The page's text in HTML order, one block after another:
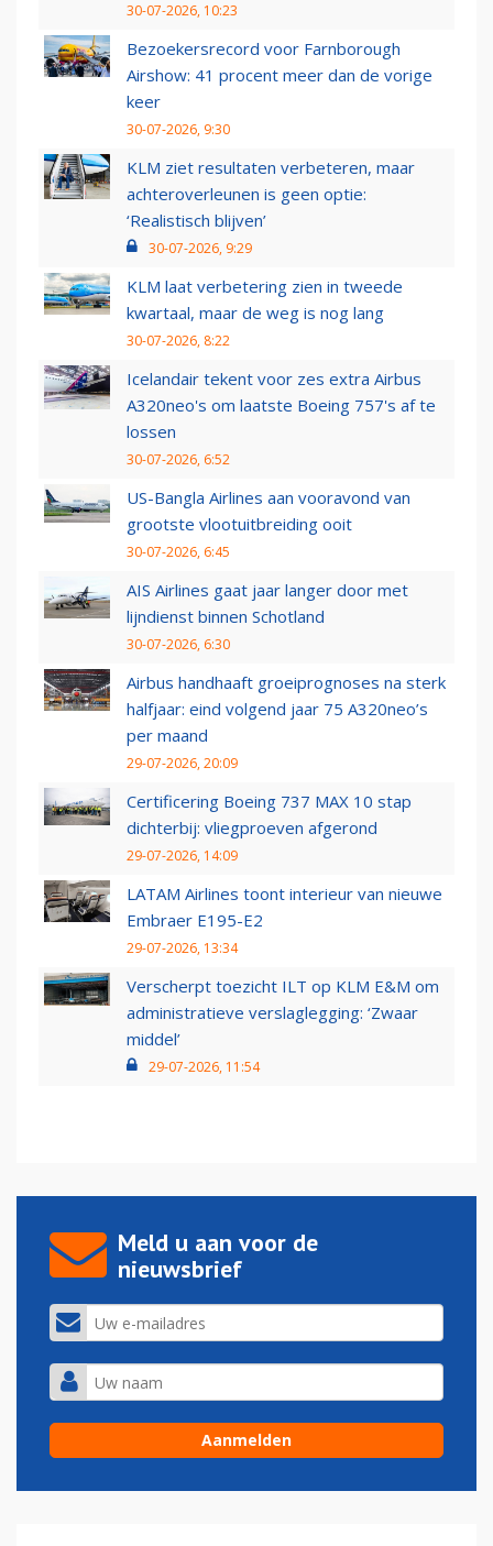
30-07-2026, 10:23
Bezoekersrecord voor Farnborough
Airshow: 41 procent meer dan de vorige
keer
30-07-2026, 9:30
KLM ziet resultaten verbeteren, maar
achteroverleunen is geen optie:
‘Realistisch blijven’
30-07-2026, 9:29
KLM laat verbetering zien in tweede
kwartaal, maar de weg is nog lang
30-07-2026, 8:22
Icelandair tekent voor zes extra Airbus
A320neo's om laatste Boeing 757's af te
lossen
30-07-2026, 6:52
US-Bangla Airlines aan vooravond van
grootste vlootuitbreiding ooit
30-07-2026, 6:45
AIS Airlines gaat jaar langer door met
lijndienst binnen Schotland
30-07-2026, 6:30
Airbus handhaaft groeiprognoses na sterk
halfjaar: eind volgend jaar 75 A320neo’s
per maand
29-07-2026, 20:09
Certificering Boeing 737 MAX 10 stap
dichterbij: vliegproeven afgerond
29-07-2026, 14:09
LATAM Airlines toont interieur van nieuwe
Embraer E195-E2
29-07-2026, 13:34
Verscherpt toezicht ILT op KLM E&M om
administratieve verslaglegging: ‘Zwaar
middel’
29-07-2026, 11:54
Meld u aan voor de
nieuwsbrief